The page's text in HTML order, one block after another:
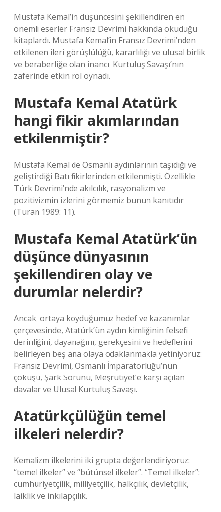
Mustafa Kemal’in düşüncesini şekillendiren en
önemli eserler Fransız Devrimi hakkında okuduğu
kitaplardı. Mustafa Kemal’in Fransız Devrimi’nden
etkilenen ileri görüşlülüğü, kararlılığı ve ulusal birlik
ve beraberliğe olan inancı, Kurtuluş Savaşı’nın
zaferinde etkin rol oynadı.
Mustafa Kemal Atatürk
hangi fikir akımlarından
etkilenmiştir?
Mustafa Kemal de Osmanlı aydınlarının taşıdığı ve
geliştirdiği Batı fikirlerinden etkilenmişti. Özellikle
Türk Devrimi’nde akılcılık, rasyonalizm ve
pozitivizmin izlerini görmemiz bunun kanıtıdır
(Turan 1989: 11).
Mustafa Kemal Atatürk’ün
düşünce dünyasının
şekillendiren olay ve
durumlar nelerdir?
Ancak, ortaya koyduğumuz hedef ve kazanımlar
çerçevesinde, Atatürk’ün aydın kimliğinin felsefi
derinliğini, dayanağını, gerekçesini ve hedeflerini
belirleyen beş ana olaya odaklanmakla yetiniyoruz:
Fransız Devrimi, Osmanlı İmparatorluğu’nun
çöküşü, Şark Sorunu, Meşrutiyet’e karşı açılan
davalar ve Ulusal Kurtuluş Savaşı.
Atatürkçülüğün temel
ilkeleri nelerdir?
Kemalizm ilkelerini iki grupta değerlendiriyoruz:
“temel ilkeler” ve “bütünsel ilkeler”. “Temel ilkeler”:
cumhuriyetçilik, milliyetçilik, halkçılık, devletçilik,
laiklik ve inkılapçılık.